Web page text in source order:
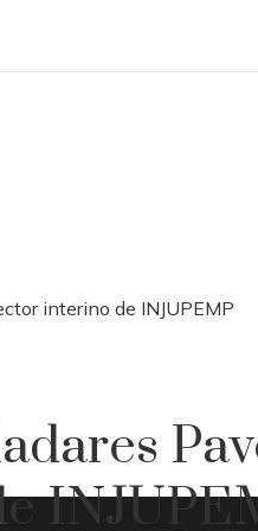
interino de INJUPEMP